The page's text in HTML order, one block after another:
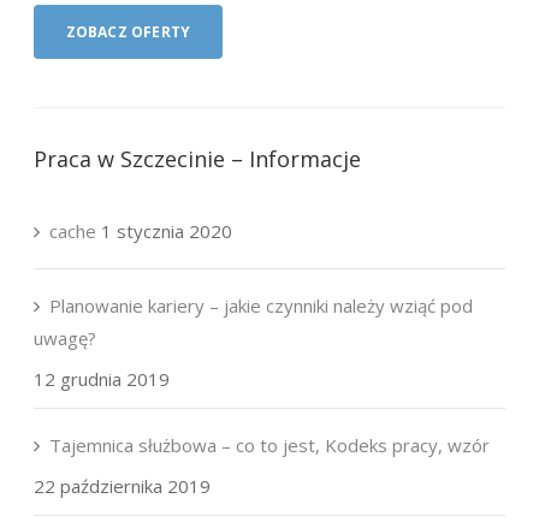
Praca w Szczecinie – Informacje
cache 1 stycznia 2020
Planowanie kariery – jakie czynniki należy wziąć pod
uwagę?
12 grudnia 2019
Tajemnica służbowa – co to jest, Kodeks pracy, wzór
22 października 2019